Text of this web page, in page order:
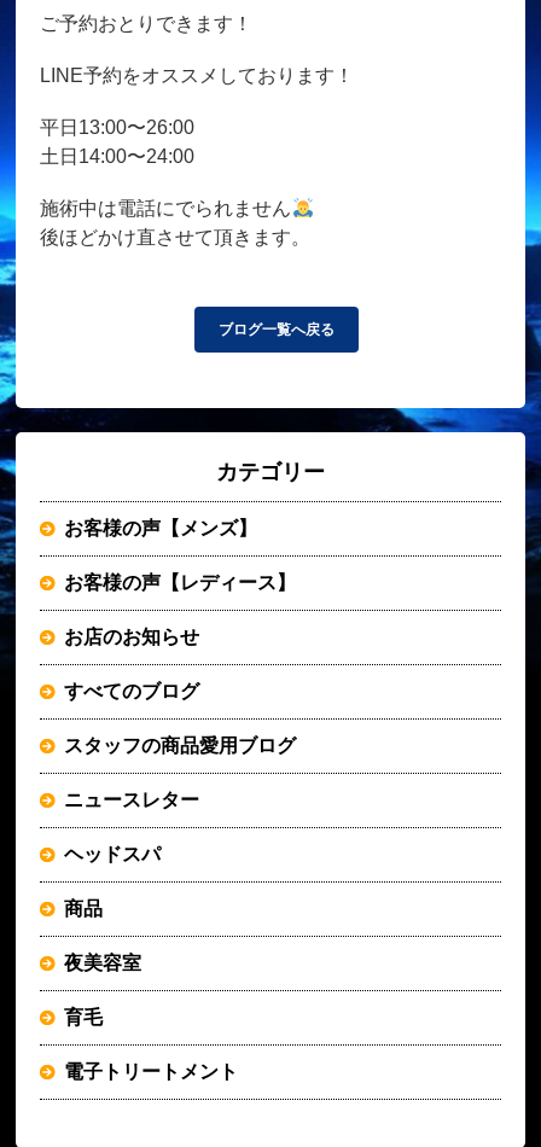
ご予約おとりできます！
LINE予約をオススメしております！
平日13:00〜26:00
土日14:00〜24:00
施術中は電話にでられません
後ほどかけ直させて頂きます。
ブログ一覧へ戻る
カテゴリー
お客様の声【メンズ】
お客様の声【レディース】
お店のお知らせ
すべてのブログ
スタッフの商品愛用ブログ
ニュースレター
ヘッドスパ
商品
夜美容室
育毛
電子トリートメント